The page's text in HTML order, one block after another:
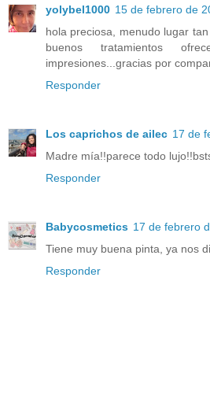
yolybel1000 15 de febrero de
hola preciosa, menudo lugar
buenos tratamientos
impresiones...gracias por
Responder
Los caprichos de ailec 17 de
Madre mía!!parece todo
Responder
Babycosmetics 17 de febrero
Tiene muy buena pinta, ya nos
Responder